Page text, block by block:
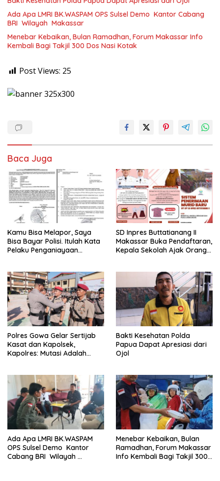
Ada Apa LMRI BK.WASPAM OPS Sulsel Demo Kantor Cabang
BRI Wilayah Makassar
Menebar Kebaikan, Bulan Ramadhan, Forum Makassar Info
Kembali Bagi Takjil 300 Dos Nasi Kotak
Post Views: 25
Baca Juga
Kamu Bisa Melapor, Saya
Bisa Bayar Polisi. Itulah Kata
Pelaku Penganiayaan
Ini Belum Di Tangkap
SD Inpres Buttatianang II
Makassar Buka Pendaftaran,
Kepala Sekolah Ajak Orang
Polres Gowa Gelar Sertijab
Kasat dan Kapolsek,
Kapolres: Mutasi Adalah
Bakti Kesehatan Polda
Papua Dapat Apresiasi dari
Ojol
Ada Apa LMRI BK.WASPAM
OPS Sulsel Demo Kantor
Cabang BRI Wilayah
Menebar Kebaikan, Bulan
Ramadhan, Forum Makassar
Info Kembali Bagi Takjil 300